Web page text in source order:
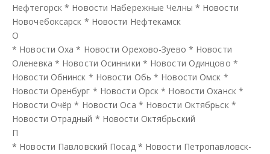
Нефтегорск * Новости Набережные Челны * Новости
Новочебоксарск * Новости Нефтекамск
О
* Новости Оха * Новости Орехово-Зуево * Новости
Оленевка * Новости Осинники * Новости Одинцово *
Новости Обнинск * Новости Обь * Новости Омск *
Новости Оренбург * Новости Орск * Новости Оханск *
Новости Очёр * Новости Оса * Новости Октябрьск *
Новости Отрадный * Новости Октябрьский
П
* Новости Павловский Посад * Новости Петропавловск-